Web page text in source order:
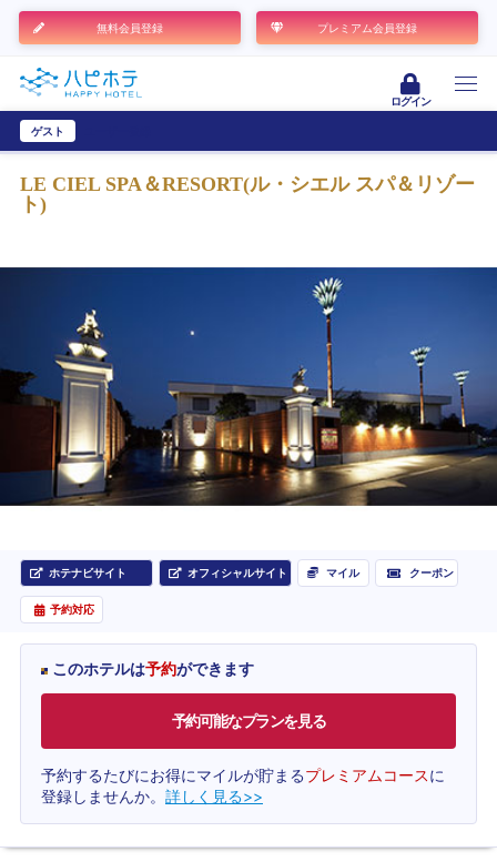
無料会員登録 プレミアム会員登録
ログイン
ゲスト
LE CIEL SPA＆RESORT(ル・シエル スパ＆リゾー
ト)
ホテナビサイト オフィシャルサイト マイル クーポン
予約対応
このホテルは予約ができます
予約可能なプランを見る
予約するたびにお得にマイルが貯まるプレミアムコースに
登録しませんか。 詳しく見る>>